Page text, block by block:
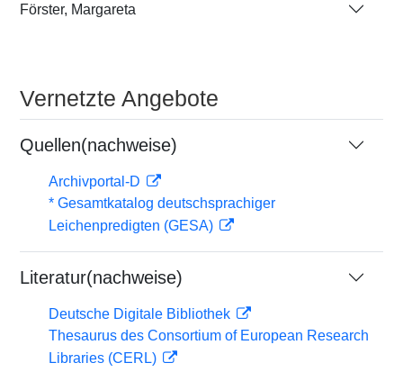
Förster, Margareta
Vernetzte Angebote
Quellen(nachweise)
Archivportal-D
* Gesamtkatalog deutschsprachiger
Leichenpredigten (GESA)
Literatur(nachweise)
Deutsche Digitale Bibliothek
Thesaurus des Consortium of European Research
Libraries (CERL)